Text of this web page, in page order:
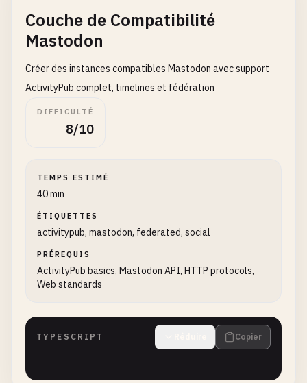
Couche de Compatibilité
Mastodon
Créer des instances compatibles Mastodon avec support
ActivityPub complet, timelines et fédération
DIFFICULTÉ
8/10
TEMPS ESTIMÉ
40 min
ÉTIQUETTES
activitypub, mastodon, federated, social
PRÉREQUIS
ActivityPub basics, Mastodon API, HTTP protocols,
Web standards
TYPESCRIPT Copier